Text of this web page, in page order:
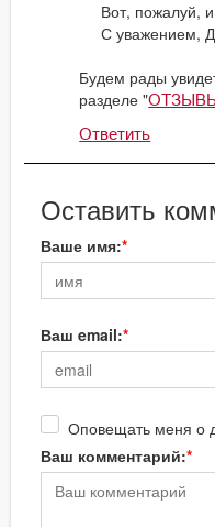
Вот, пожалуй, и
С уважением,
Будем рады
разделе "
Ответить
Оставить
Ваше имя:
Ваш email:
Оповещать меня о
Ваш комментарий: